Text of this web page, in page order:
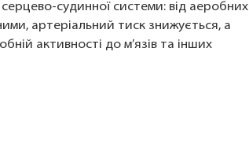
судинної системи: від аеробних
артеріальний тиск знижується, а
активності до м’язів та інших